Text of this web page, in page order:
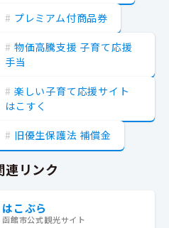
プレミアム付商品券
物価高騰支援 子育て応援
手当
楽しい子育て応援サイト
はこすく
旧優生保護法 補償金
連リンク
はこぶら
函館市公式観光サイト